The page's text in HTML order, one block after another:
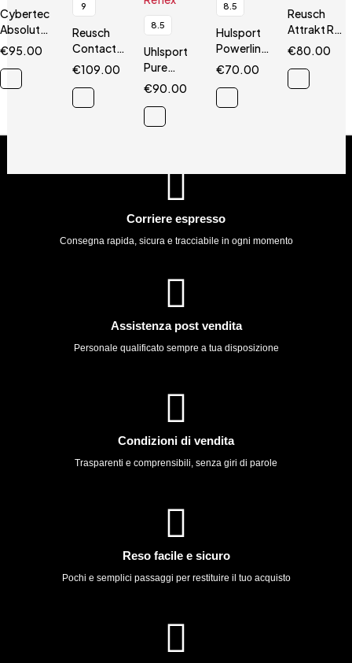
Cybertec
AbsolutGrip
HN
€95.00
9
Reusch
Contact
Speed
G3
€109.00
8.5
Uhlsport
Pure
Alliance
Reflex
€90.00
8.5
Hulsport
Powerline
Supersoft
€70.00
Reusch
Attrakt R3
Evolution
€80.00
Corriere espresso
Consegna rapida, sicura e tracciabile in ogni momento
Assistenza post vendita
Personale qualificato sempre a tua disposizione
Condizioni di vendita
Trasparenti e comprensibili, senza giri di parole
Reso facile e sicuro
Pochi e semplici passaggi per restituire il tuo acquisto